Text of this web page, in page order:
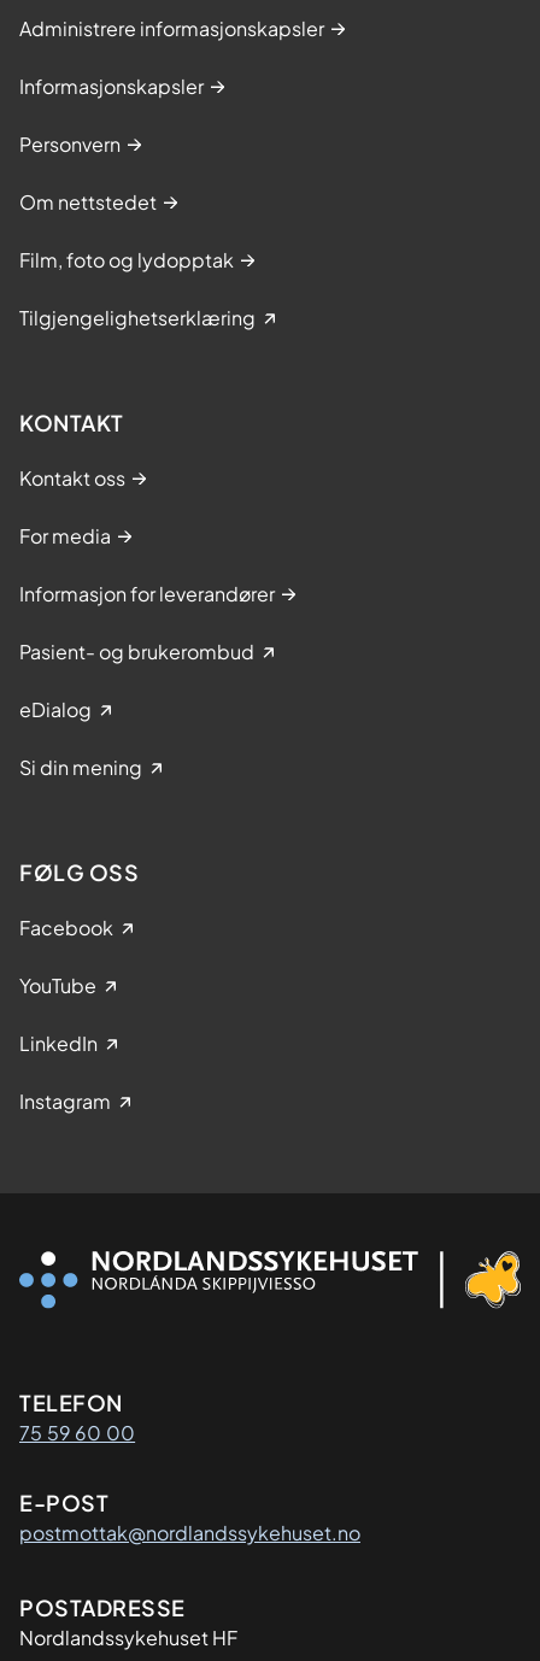
Administrere informasjonskapsler
Informasjonskapsler
Personvern
Om nettstedet
Film, foto og lydopptak
Tilgjengelighetserklæring
KONTAKT
Kontakt oss
For media
Informasjon for leverandører
Pasient- og brukerombud
eDialog
Si din mening
FØLG OSS
Facebook
YouTube
LinkedIn
Instagram
Kontaktinformasjon
TELEFON
75 59 60 00
E-POST
postmottak@nordlandssykehuset.no
Adresse
POSTADRESSE
Nordlandssykehuset HF